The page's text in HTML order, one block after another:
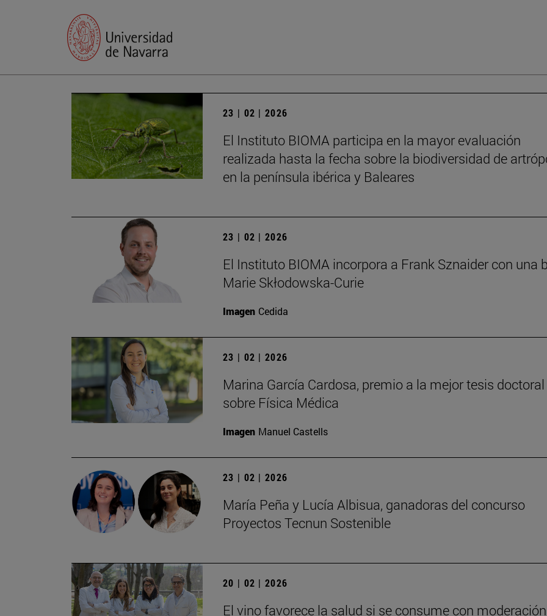
23 | 02 | 2026
El Instituto BIOMA participa en la mayor evaluación
realizada hasta la fecha sobre la biodiversidad de
en la península ibérica y Baleares
23 | 02 | 2026
El Instituto BIOMA incorpora a Frank Sznaider con una
Marie Skłodowska-Curie
Imagen Cedida
23 | 02 | 2026
Marina García Cardosa, premio a la mejor tesis doctoral
sobre Física Médica
Imagen Manuel Castells
23 | 02 | 2026
María Peña y Lucía Albisua, ganadoras del concurso
Proyectos Tecnun Sostenible
20 | 02 | 2026
El vino favorece la salud si se consume con